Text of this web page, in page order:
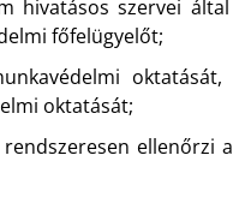
hivatásos szervei
főfelügyelőt;
oktatását,
oktatását;
ellenőrzi